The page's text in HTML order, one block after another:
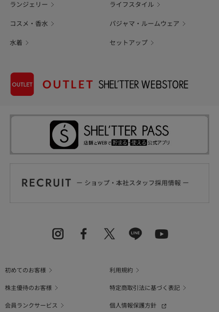
ランジェリー ライフスタイル
コスメ・香水 パジャマ・ルームウェア
水着 セットアップ
初めてのお客様
利用規約
株主優待のお客様
特定商取引法に基づく表記
会員ランクサービス
個人情報保護方針